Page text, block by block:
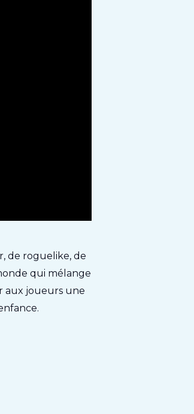
de roguelike, de
qui mélange
aux joueurs une